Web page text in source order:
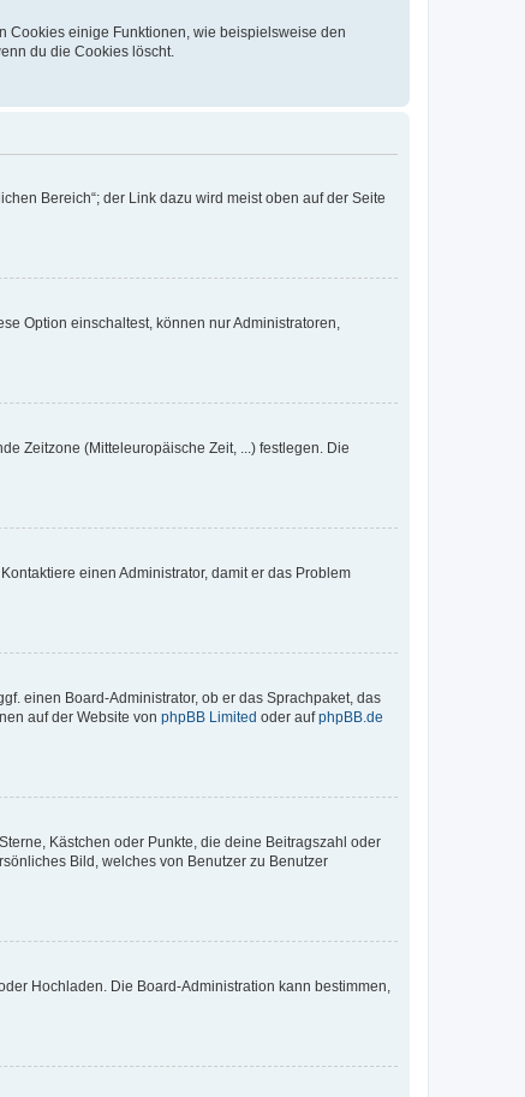
Cookies einige Funktionen, wie beispielsweise den
du die Cookies löscht.
Bereich“; der Link dazu wird meist oben auf der Seite
Option einschaltest, können nur Administratoren,
Zeitzone (Mitteleuropäische Zeit, ...) festlegen. Die
einen Administrator, damit er das Problem
einen Board-Administrator, ob er das Sprachpaket, das
auf der Website von phpBB Limited oder aufphpBB.de
Kästchen oder Punkte, die deine Beitragszahl oder
Bild, welches von Benutzer zu Benutzer
Hochladen. Die Board-Administration kann bestimmen,